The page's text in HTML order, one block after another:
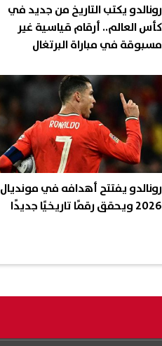
رونالدو يكتب التاريخ من جديد في
كأس العالم.. أرقام قياسية غير
مسبوقة في مباراة البرتغال
رونالدو يفتتح أهدافه في مونديال
2026 ويحقق رقمًا تاريخيًا جديدًا